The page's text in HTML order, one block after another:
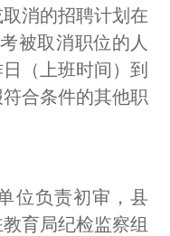
消的招聘计划在
被取消职位的人
（上班时间）到
合条件的其他职
位负责初审，县
育局纪检监察组